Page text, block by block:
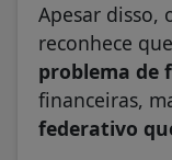
Apesar disso,
reconhece
problema de
financeiras,
federativo